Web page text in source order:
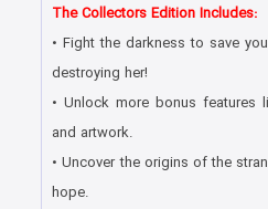
The Collectors Edition Includes:
• Fight the darkness to save
destroying her!
• Unlock more bonus features
and artwork.
• Uncover the origins of the
hope.